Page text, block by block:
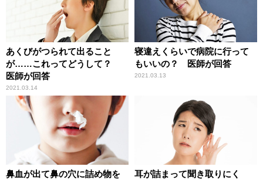
あくびがつられて出ること
が……これってどうして？
医師が回答
2021.03.14
寝違えくらいで病院に行って
もいいの？ 医師が回答
2021.03.13
鼻血が出て鼻の穴に詰め物を
耳が詰まって聞き取りにく